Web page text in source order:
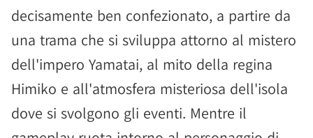
decisamente ben confezionato, a partire da
una trama che si sviluppa attorno al mistero
dell'impero Yamatai, al mito della regina
Himiko e all'atmosfera misteriosa dell'isola
dove si svolgono gli eventi. Mentre il